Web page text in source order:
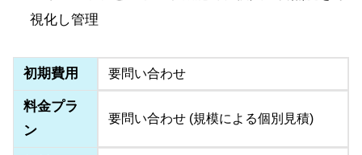
視化し管理
初期費用 要問い合わせ
料金プラ
ン
要問い合わせ (規模による個別見積)